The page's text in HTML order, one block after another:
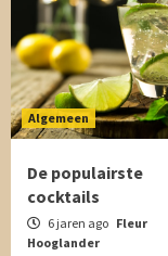
Algemeen
De populairste
cocktails
6 jaren ago Fleur
Hooglander